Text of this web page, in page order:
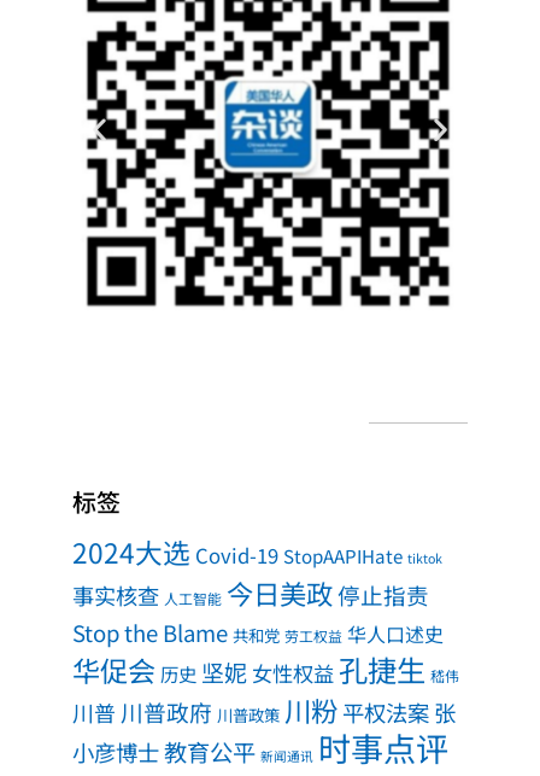
标签
2024大选 Covid-19 StopAAPIHate tiktok
事实核查 人工智能 今日美政停止指责
Stop the Blame 共和党 劳工权益 华人口述史
华促会 历史 坚妮 女性权益 孔捷生 嵇伟
川普 川普政府 川普政策 川粉平权法案张
小彦博士教育公平 新闻通讯 时事点评